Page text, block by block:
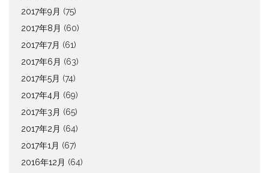
2017年9月 (75)
2017年8月 (60)
2017年7月 (61)
2017年6月 (63)
2017年5月 (74)
2017年4月 (69)
2017年3月 (65)
2017年2月 (64)
2017年1月 (67)
2016年12月 (64)